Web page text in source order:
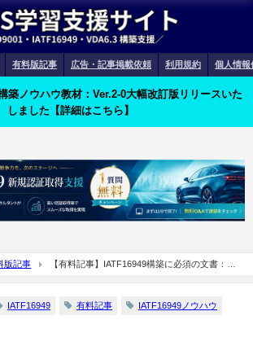
有料版記事 広告・記事掲載依頼 利用規約 個人情報
築ノウハウ教材：Ver.2-0大幅改訂版リリースいた
しました【詳細はこちら】
版記事
【有料記事】IATF16949構築に必須の文書：全
IATF16949 有料記事 IATF16949ノウハウ